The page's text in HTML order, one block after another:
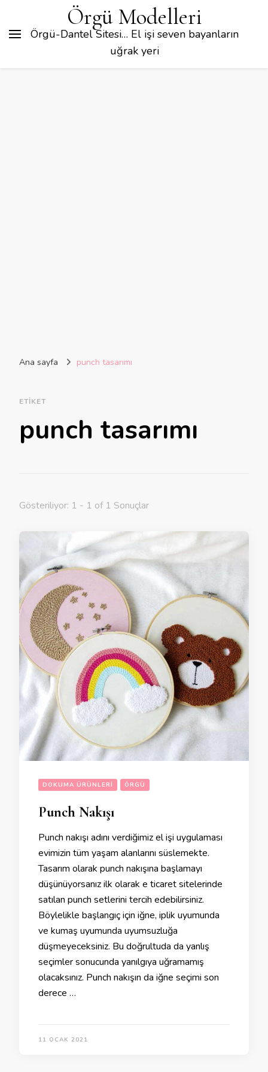
Örgü Modelleri
Örgü-Dantel Sitesi… El işi seven bayanların
uğrak yeri
Ana sayfa punch tasarımı
ETIKET
punch tasarımı
Gösteriliyor: 1 - 1 of 1 Sonuçlar
DOKUMA ÜRÜNLERI ÖRGÜ
Punch Nakışı
Punch nakışı adını verdiğimiz el işi uygulaması
evimizin tüm yaşam alanlarını süslemekte.
Tasarım olarak punch nakışına başlamayı
düşünüyorsanız ilk olarak e ticaret sitelerinde
satılan punch setlerini tercih edebilirsiniz.
Böylelikle başlangıç için iğne, iplik uyumunda
ve kumaş uyumunda uyumsuzluğa
düşmeyeceksiniz. Bu doğrultuda da yanlış
seçimler sonucunda yanılgıya uğramamış
olacaksınız. Punch nakışın da iğne seçimi son
derece …
11 OCAK 2021